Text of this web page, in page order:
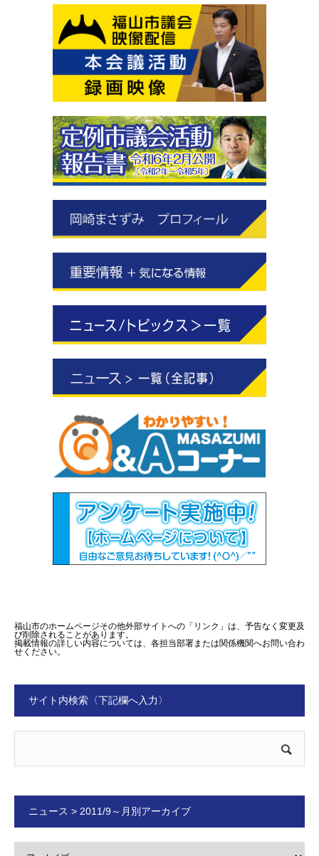
福山市のホームページその他外部サイトへの「リンク」は、予告なく変更及
び削除されることがあります。
掲載情報の詳しい内容については、各担当部署または関係機関へお問い合わ
せください。
サイト内検索〈下記欄へ入力〉
ニュース > 2011/9～月別アーカイブ